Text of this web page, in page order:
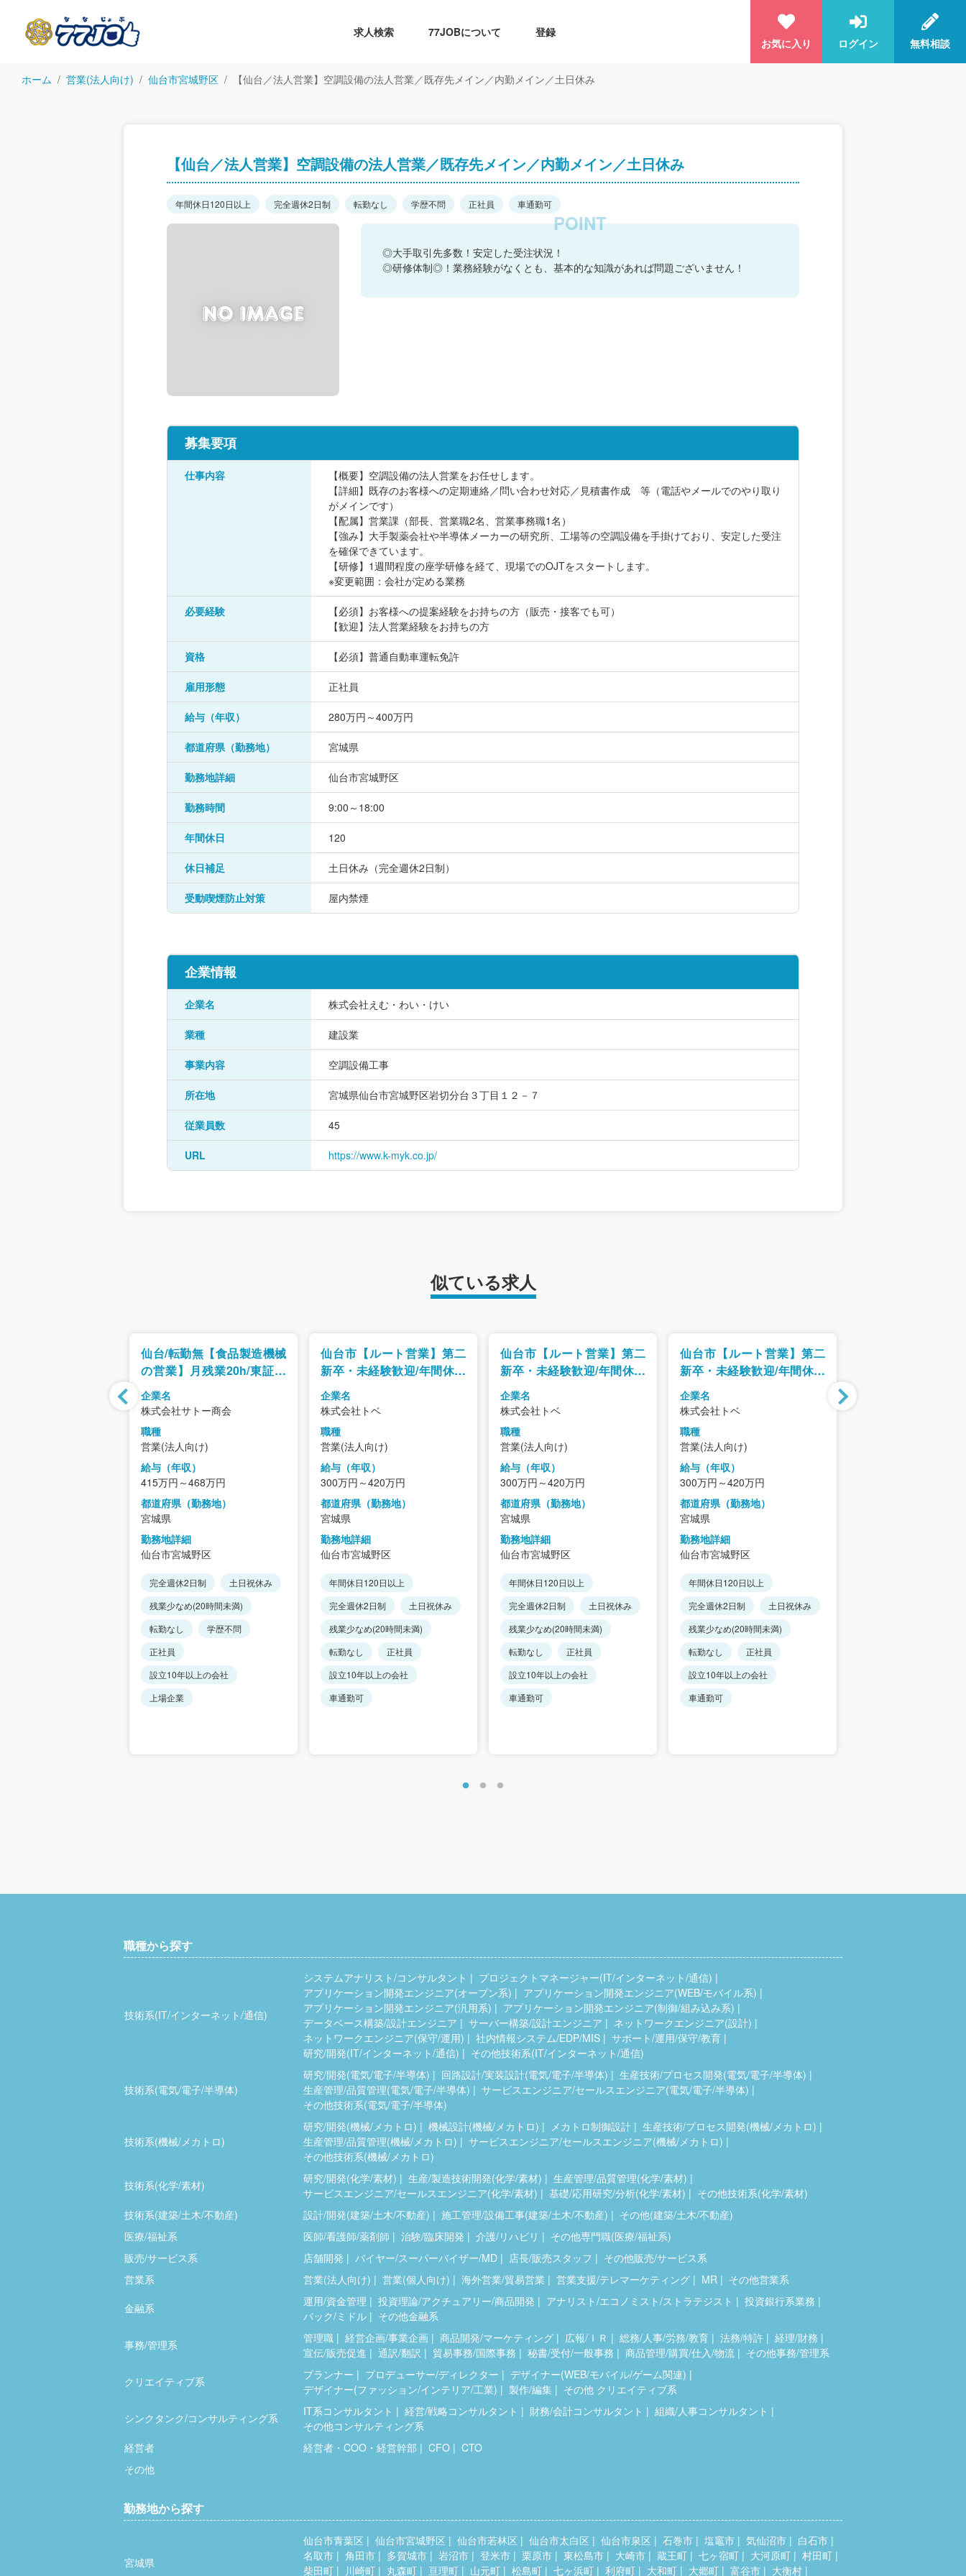
求人検索 77JOBについて
登録
お気に入り
ログイン 無料相談
ホーム 営業(法人向け) 仙台市宮城野区 【仙台／法人営業】空調設備の法人営業／既存先メイン／内勤メイン／土日休み
【仙台／法人営業】空調設備の法人営業／既存先メイン／内勤メイン／土日休み
年間休日120日以上 完全週休2日制 転勤なし 学歴不問 正社員 車通勤可
◎大手取引先多数！安定した受注状況！
◎研修体制◎！業務経験がなくとも、基本的な知識があれば問題ございません！
募集要項
仕事内容
【概要】空調設備の法人営業をお任せします。
【詳細】既存のお客様への定期連絡／問い合わせ対応／見積書作成 等（電話やメールでのやり取り
がメインです）
【配属】営業課（部長、営業職2名、営業事務職1名）
【強み】大手製薬会社や半導体メーカーの研究所、工場等の空調設備を手掛けており、安定した受注
を確保できています。
【研修】1週間程度の座学研修を経て、現場でのOJTをスタートします。
※変更範囲：会社が定める業務
必要経験
【必須】お客様への提案経験をお持ちの方（販売・接客でも可）
【歓迎】法人営業経験をお持ちの方
資格 【必須】普通自動車運転免許
雇用形態 正社員
給与（年収） 280万円～400万円
都道府県（勤務地） 宮城県
勤務地詳細 仙台市宮城野区
勤務時間 9:00～18:00
年間休日 120
休日補足 土日休み（完全週休2日制）
受動喫煙防止対策 屋内禁煙
企業情報
企業名 株式会社えむ・わい・けい
業種 建設業
事業内容 空調設備工事
所在地 宮城県仙台市宮城野区岩切分台３丁目１２－７
従業員数 45
URL https://www.k-myk.co.jp/
似ている求人
仙台/転勤無【食品製造機械
の営業】月残業20h/東証ス
タンダード上場
企業名
株式会社サトー商会
職種
営業(法人向け)
給与（年収）
415万円～468万円
都道府県（勤務地）
宮城県
勤務地詳細
仙台市宮城野区
完全週休2日制
土日祝休み
残業少なめ(20時間未満)
転勤なし
学歴不問
正社員
設立10年以上の会社
上場企業
仙台市【ルート営業】第二
新卒・未経験歓迎/年間休日
120日以上/既存中心・ノル
マなし
企業名
株式会社トベ
職種
営業(法人向け)
給与（年収）
300万円～420万円
都道府県（勤務地）
宮城県
勤務地詳細
仙台市宮城野区
年間休日120日以上
完全週休2日制
土日祝休み
残業少なめ(20時間未満)
転勤なし
正社員
設立10年以上の会社
車通勤可
仙台市【ルート営業】第二
新卒・未経験歓迎/年間休日
120日以上/既存中心・ノル
マなし
企業名
株式会社トベ
職種
営業(法人向け)
給与（年収）
300万円～420万円
都道府県（勤務地）
宮城県
勤務地詳細
仙台市宮城野区
年間休日120日以上
完全週休2日制
土日祝休み
残業少なめ(20時間未満)
転勤なし
正社員
設立10年以上の会社
車通勤可
仙台市【ルート営業】第二
新卒・未経験歓迎/年間休日
120日以上/既存中心・ノル
マなし
企業名
株式会社トベ
職種
営業(法人向け)
給与（年収）
300万円～420万円
都道府県（勤務地）
宮城県
勤務地詳細
仙台市宮城野区
年間休日120日以上
完全週休2日制
土日祝休み
残業少なめ(20時間未満)
転勤なし
正社員
設立10年以上の会社
車通勤可
職種から探す
技術系(IT/インターネット/通信)
システムアナリスト/コンサルタント
プロジェクトマネージャー(IT/インターネット/通信)
アプリケーション開発エンジニア(オープン系)
アプリケーション開発エンジニア(WEB/モバイル系)
アプリケーション開発エンジニア(汎用系)
アプリケーション開発エンジニア(制御/組み込み系)
データベース構築/設計エンジニア
サーバー構築/設計エンジニア
ネットワークエンジニア(設計)
ネットワークエンジニア(保守/運用)
社内情報システム/EDP/MIS
サポート/運用/保守/教育
研究/開発(IT/インターネット/通信)
その他技術系(IT/インターネット/通信)
技術系(電気/電子/半導体)
研究/開発(電気/電子/半導体) 回路設計/実装設計(電気/電子/半導体)
生産技術/プロセス開発(電気/電子/半導体)
生産管理/品質管理(電気/電子/半導体)
サービスエンジニア/セールスエンジニア(電気/電子/半導体)
その他技術系(電気/電子/半導体)
技術系(機械/メカトロ)
研究/開発(機械/メカトロ) 機械設計(機械/メカトロ) メカトロ制御設計
生産技術/プロセス開発(機械/メカトロ)
生産管理/品質管理(機械/メカトロ)
サービスエンジニア/セールスエンジニア(機械/メカトロ)
その他技術系(機械/メカトロ)
技術系(化学/素材)
研究/開発(化学/素材) 生産/製造技術開発(化学/素材)
生産管理/品質管理(化学/素材)
サービスエンジニア/セールスエンジニア(化学/素材)
基礎/応用研究/分析(化学/素材)
その他技術系(化学/素材)
技術系(建築/土木/不動産)
設計/開発(建築/土木/不動産) 施工管理/設備工事(建築/土木/不動産)
その他(建築/土木/不動産)
医療/福祉系
医師/看護師/薬剤師 治験/臨床開発 介護/リハビリ
その他専門職(医療/福祉系)
販売/サービス系
店舗開発 バイヤー/スーパーバイザー/MD 店長/販売スタッフ
その他販売/サービス系
営業系
営業(法人向け) 営業(個人向け) 海外営業/貿易営業 営業支援/テレマーケティング MR
その他営業系
金融系
運用/資金管理 投資理論/アクチュアリー/商品開発 アナリスト/エコノミスト/ストラテジスト
投資銀行系業務
バック/ミドル
その他金融系
事務/管理系
管理職 経営企画/事業企画 商品開発/マーケティング 広報/ＩＲ 総務/人事/労務/教育 法務/特許
経理/財務
宣伝/販売促進
通訳/翻訳 貿易事務/国際事務 秘書/受付/一般事務 商品管理/購買/仕入/物流
その他事務/管理系
クリエイティブ系
プランナー プロデューサー/ディレクター
デザイナー(WEB/モバイル/ゲーム関連)
デザイナー(ファッション/インテリア/工業)
製作/編集
その他 クリエイティブ系
シンクタンク/コンサルティング系
IT系コンサルタント 経営/戦略コンサルタント 財務/会計コンサルタント
組織/人事コンサルタント
その他コンサルティング系
経営者
経営者・COO・経営幹部 CFO
CTO
その他
勤務地から探す
宮城県
仙台市青葉区 仙台市宮城野区 仙台市若林区 仙台市太白区 仙台市泉区 石巻市 塩竈市 気仙沼市
白石市
名取市
角田市 多賀城市 岩沼市 登米市 栗原市 東松島市 大崎市 蔵王町 七ヶ宿町 大河原町
村田町
柴田町
川崎町 丸森町 亘理町 山元町 松島町 七ヶ浜町 利府町 大和町 大郷町 富谷市 大衡村